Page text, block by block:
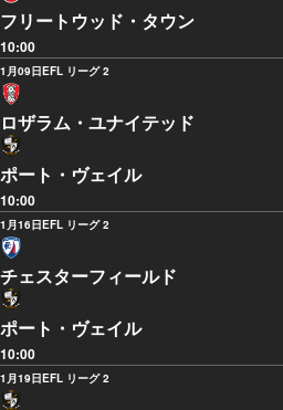
フリートウッド・タウン
10:00
1月09日EFL リーグ 2
ロザラム・ユナイテッド
ポート・ヴェイル
10:00
1月16日EFL リーグ 2
チェスターフィールド
ポート・ヴェイル
10:00
1月19日EFL リーグ 2